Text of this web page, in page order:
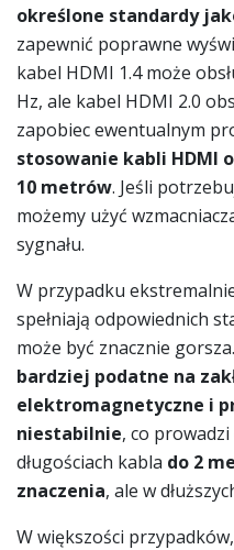
określone standardy
zapewnić poprawne
kabel HDMI 1.4 może
Hz, ale kabel HDMI 2.0
zapobiec ewentualnym
stosowanie kabli HDMI
10 metrów. Jeśli
możemy użyć
sygnału.
W przypadku
spełniają odpowiednich
może być znacznie
bardziej podatne na
elektromagnetyczne i
niestabilnie, co
długościach kabla do 2
znaczenia, ale w
W większości przypadków,